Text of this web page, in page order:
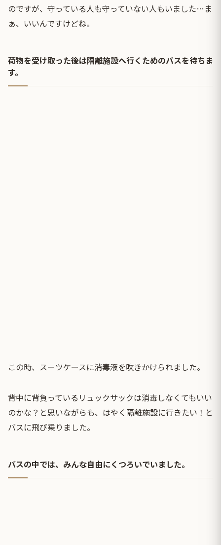
のですが、守っている人も守っていない人もいました…ま
ぁ、いいんですけどね。
荷物を受け取った後は隔離施設へ行くためのバスを待ちま
す。
この時、スーツケースに消毒液を吹きかけられました。
背中に背負っているリュックサックは消毒しなくてもいい
のかな？と思いながらも、はやく隔離施設に行きたい！と
バスに飛び乗りました。
バスの中では、みんな自由にくつろいでいました。